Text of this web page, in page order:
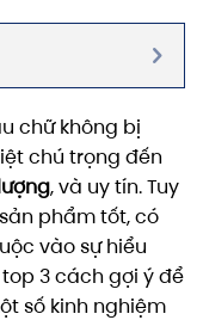
chữ không bị
chú trọng đến
, và uy tín. Tuy
phẩm tốt, có
vào sự hiểu
3 cách gợi ý để
số kinh nghiệm